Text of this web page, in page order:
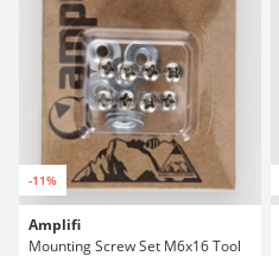
-11%
Amplifi
Mounting Screw Set M6x16 Tool